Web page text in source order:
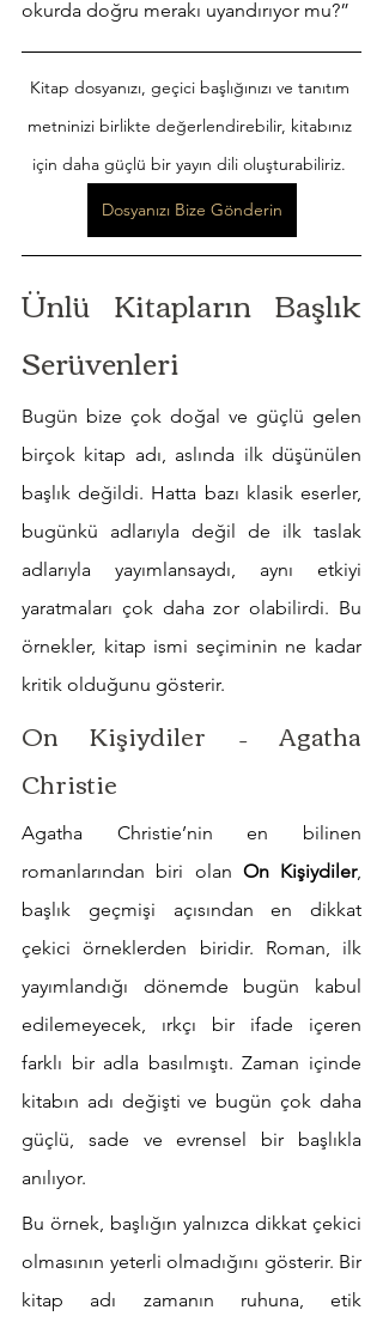
okurda doğru merakı uyandırıyor mu?”
Kitap dosyanızı, geçici başlığınızı ve tanıtım
metninizi birlikte değerlendirebilir, kitabınız
için daha güçlü bir yayın dili oluşturabiliriz.
Dosyanızı Bize Gönderin
Ünlü Kitapların Başlık
Serüvenleri
Bugün bize çok doğal ve güçlü gelen
birçok kitap adı, aslında ilk düşünülen
başlık değildi. Hatta bazı klasik eserler,
bugünkü adlarıyla değil de ilk taslak
adlarıyla yayımlansaydı, aynı etkiyi
yaratmaları çok daha zor olabilirdi. Bu
örnekler, kitap ismi seçiminin ne kadar
kritik olduğunu gösterir.
On Kişiydiler – Agatha
Christie
Agatha Christie’nin en bilinen
romanlarından biri olan On Kişiydiler,
başlık geçmişi açısından en dikkat
çekici örneklerden biridir. Roman, ilk
yayımlandığı dönemde bugün kabul
edilemeyecek, ırkçı bir ifade içeren
farklı bir adla basılmıştı. Zaman içinde
kitabın adı değişti ve bugün çok daha
güçlü, sade ve evrensel bir başlıkla
anılıyor.
Bu örnek, başlığın yalnızca dikkat çekici
olmasının yeterli olmadığını gösterir. Bir
kitap adı zamanın ruhuna, etik